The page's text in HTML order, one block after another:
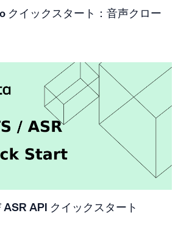
クイックスタート：音声クロー
API クイックスタート